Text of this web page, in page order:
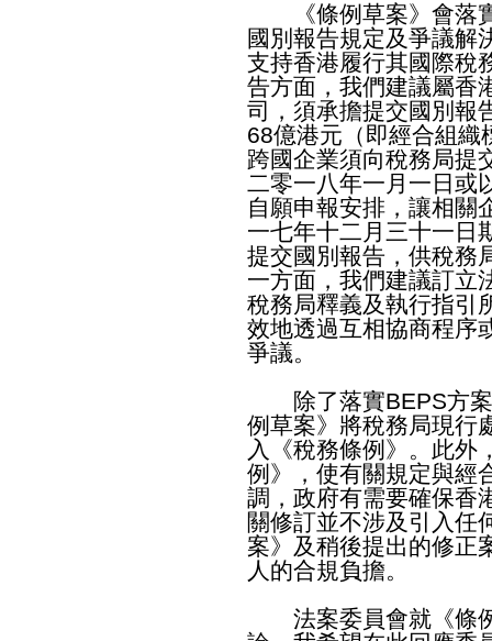
《條例草案》會落實
國別報告規定及爭議解
支持香港履行其國際稅
告方面，我們建議屬香
司，須承擔提交國別報
68億港元（即經合組織
跨國企業須向稅務局提
二零一八年一月一日或
自願申報安排，讓相關
一七年十二月三十一日
提交國別報告，供稅務
一方面，我們建議訂立
稅務局釋義及執行指引
效地透過互相協商程序
爭議。
除了落實BEPS方案
例草案》將稅務局現行
入《稅務條例》。此外
例》，使有關規定與經
調，政府有需要確保香
關修訂並不涉及引入任
案》及稍後提出的修正
人的合規負擔。
法案委員會就《條例